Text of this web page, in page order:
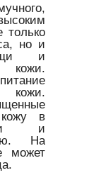
только
но и
и
кожи.
в
и
На
может